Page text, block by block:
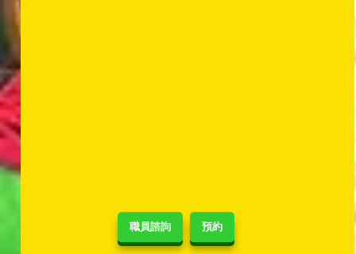
職員諮詢 預約